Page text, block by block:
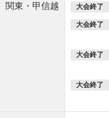
関東・甲信越 大会終了
大会終了
大会終了
大会終了